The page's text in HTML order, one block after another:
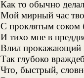
Как то обычно
Мой мирный час
С проклятым соком
И тихо мне в
Влил прокажающий
Так глубоко
Что, быстрый,